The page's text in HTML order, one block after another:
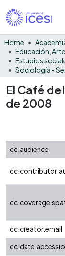
Home
Sociología -
El Café
de 2008
dc.audience
dc.creator.email